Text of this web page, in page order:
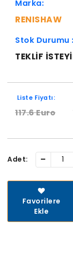
Marka:
RENISHAW
Stok Durumu :
TEKLIF
Liste Fiyatı:
117.6 Euro
Adet: -
Favorilere
Ekle